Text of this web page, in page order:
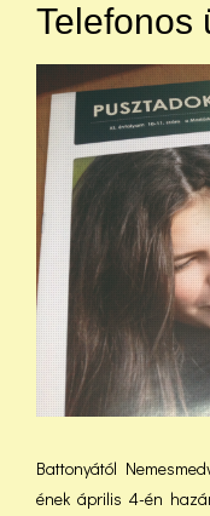
Telefonos
Battonyától
ének április 4-én